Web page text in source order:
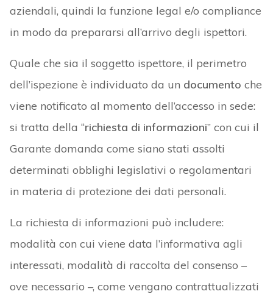
aziendali, quindi la funzione legal e/o compliance
in modo da prepararsi all’arrivo degli ispettori.
Quale che sia il soggetto ispettore, il perimetro
dell’ispezione è individuato da un documento che
viene notificato al momento dell’accesso in sede:
si tratta della “richiesta di informazioni” con cui il
Garante domanda come siano stati assolti
determinati obblighi legislativi o regolamentari
in materia di protezione dei dati personali.
La richiesta di informazioni può includere:
modalità con cui viene data l’informativa agli
interessati, modalità di raccolta del consenso –
ove necessario –, come vengano contrattualizzati